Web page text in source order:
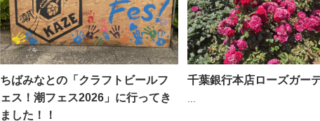
ちばみなとの「クラフトビールフ
ェス！潮フェス2026」に行ってき
ました！！
千葉銀行本店ローズガー